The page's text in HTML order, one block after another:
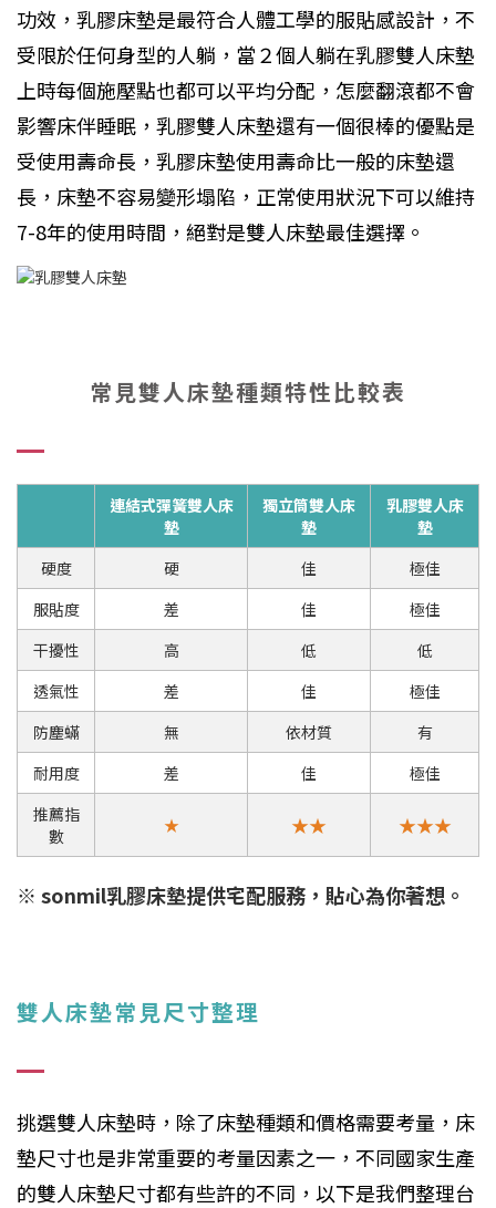
功效，乳膠床墊是最符合人體工學的服貼感設計，不
受限於任何身型的人躺，當２個人躺在乳膠雙人床墊
上時每個施壓點也都可以平均分配，怎麼翻滾都不會
影響床伴睡眠，乳膠雙人床墊還有一個很棒的優點是
受使用壽命長，乳膠床墊使用壽命比一般的床墊還
長，床墊不容易變形塌陷，正常使用狀況下可以維持
7-8年的使用時間，絕對是雙人床墊最佳選擇。
常見雙人床墊種類特性比較表
連結式彈簧雙人床
墊
獨立筒雙人床
墊
乳膠雙人床
墊
硬度
硬 佳
極佳
服貼度
差 佳
極佳
干擾性
高 低
低
透氣性
差 佳
極佳
防塵蟎
無 依材質
有
耐用度
差 佳
極佳
推薦指
數
★ ★★ ★★★
※ sonmil乳膠床墊提供宅配服務，貼心為你著想。
雙人床墊常見尺寸整理
挑選雙人床墊時，除了床墊種類和價格需要考量，床
墊尺寸也是非常重要的考量因素之一，不同國家生產
的雙人床墊尺寸都有些許的不同，以下是我們整理台